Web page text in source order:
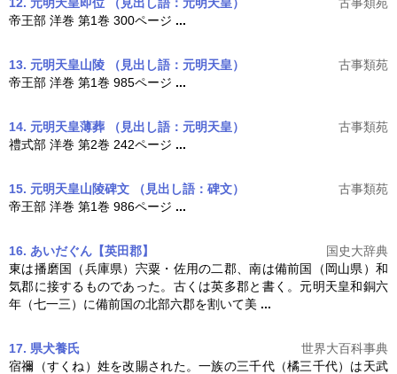
帝王部 洋巻 第1巻 300ページ ...
13. 元明天皇山陵 （見出し語：元明天皇）
古事類苑
帝王部 洋巻 第1巻 985ページ ...
14. 元明天皇薄葬 （見出し語：元明天皇）
古事類苑
禮式部 洋巻 第2巻 242ページ ...
15. 元明天皇山陵碑文 （見出し語：碑文）
古事類苑
帝王部 洋巻 第1巻 986ページ ...
16. あいだぐん【英田郡】
国史大辞典
東は播磨国（兵庫県）宍粟・佐用の二郡、南は備前国（岡山県）和
気郡に接するものであった。古くは英多郡と書く。 元明天皇和銅六
年（七一三）に備前国の北部六郡を割いて美 ...
17. 県犬養氏
世界大百科事典
宿禰（すくね）姓を改賜された。一族の三千代（橘三千代）は天武